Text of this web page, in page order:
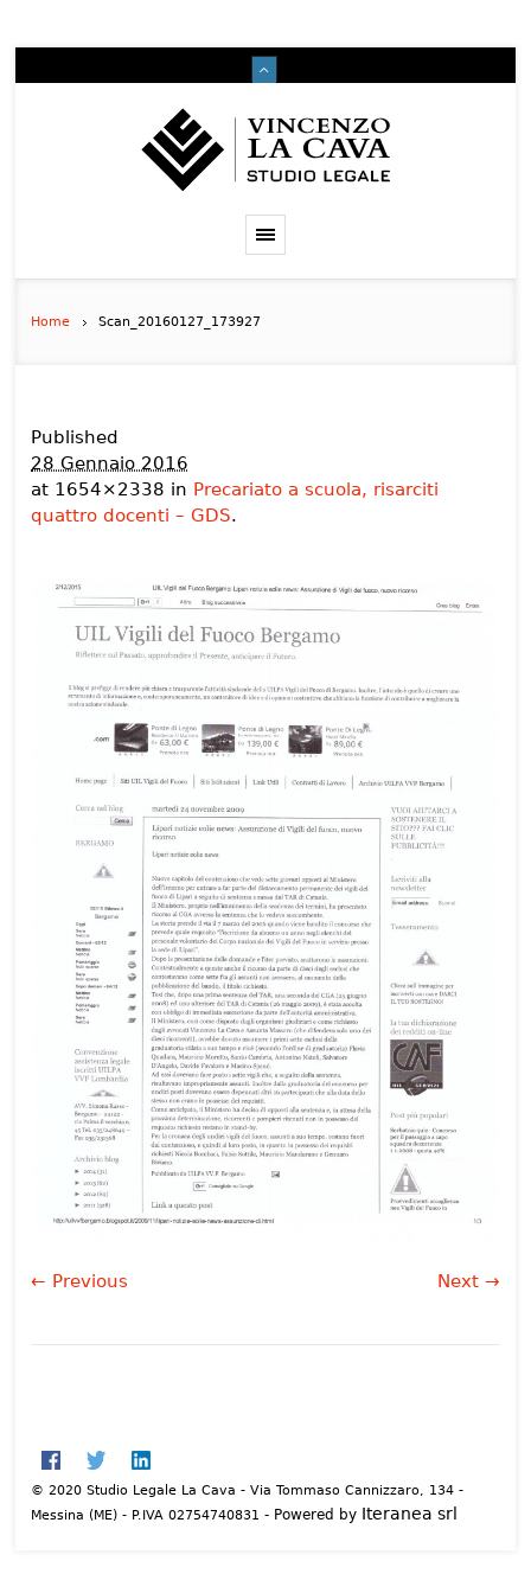
Home Scan_20160127_173927
Published
28 Gennaio 2016
at 1654×2338 in Precariato a scuola, risarciti
quattro docenti – GDS.
← Previous Next →
© 2020 Studio Legale La Cava - Via Tommaso Cannizzaro, 134 -
Messina (ME) - P.IVA 02754740831 - Powered by Iteranea srl